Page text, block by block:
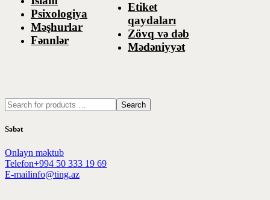
Psixologiya
Məşhurlar
Fənnlər
Etiket
qaydaları
Zövq və dəb
Mədəniyyət
Search
Səbət
Onlayn məktub
Telefon+994 50 333 19 69
E-mailinfo@ting.az